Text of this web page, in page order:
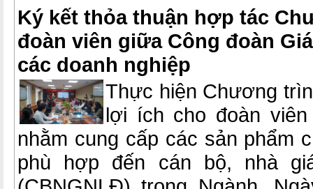
Ký kết thỏa thuận hợp tác
đoàn viên giữa Công đoàn
các doanh nghiệp
Thực hiện Chương
lợi ích cho đoàn
nhằm cung cấp các sản phẩm
phù hợp đến cán bộ, nhà